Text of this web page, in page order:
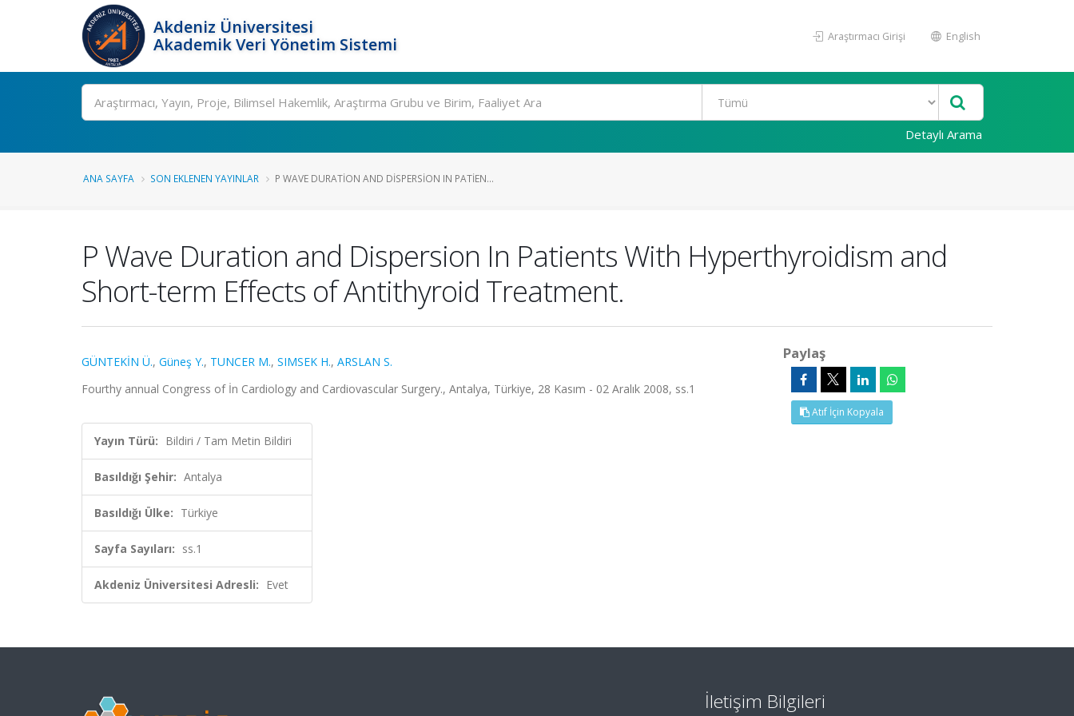
Akdeniz Üniversitesi
Akademik Veri Yönetim Sistemi
Araştırmacı Girişi English
Ara
Detaylı Arama
ANA SAYFA SON EKLENEN YAYINLAR P WAVE DURATION AND DISPERSION IN PATIEN...
P Wave Duration and Dispersion In Patients With Hyperthyroidism and
Short-term Effects of Antithyroid Treatment.
GÜNTEKİN Ü., Güneş Y., TUNCER M., SIMSEK H., ARSLAN S.
Fourthy annual Congress of İn Cardiology and Cardiovascular Surgery., Antalya, Türkiye, 28 Kasım - 02 Aralık 2008, ss.1
Yayın Türü: Bildiri / Tam Metin Bildiri
Basıldığı Şehir: Antalya
Basıldığı Ülke: Türkiye
Sayfa Sayıları: ss.1
Akdeniz Üniversitesi Adresli: Evet
Paylaş
Atıf İçin Kopyala
İletişim Bilgileri